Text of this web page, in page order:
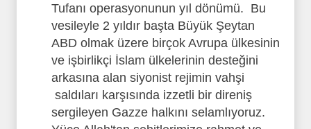
Tufanı operasyonunun yıl dönümü. Bu
vesileyle 2 yıldır başta Büyük Şeytan
ABD olmak üzere birçok Avrupa ülkesinin
ve işbirlikçi İslam ülkelerinin desteğini
arkasına alan siyonist rejimin vahşi
saldıları karşısında izzetli bir direniş
sergileyen Gazze halkını selamlıyoruz.